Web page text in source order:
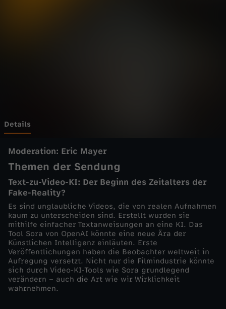
N
A
N
O
v
o
m
Details
Moderation: Eric Mayer
Themen der Sendung
Text-zu-Video-KI: Der Beginn des Zeitalters der
Fake-Reality?
Es sind unglaubliche Videos, die von realen Aufnahmen
kaum zu unterscheiden sind. Erstellt wurden sie
mithilfe einfacher Textanweisungen an eine KI. Das
Tool Sora von OpenAI könnte eine neue Ära der
Künstlichen Intelligenz einläuten. Erste
Veröffentlichungen haben die Beobachter weltweit in
Aufregung versetzt. Nicht nur die Filmindustrie könnte
sich durch Video-KI-Tools wie Sora grundlegend
verändern – auch die Art wie wir Wirklichkeit
wahrnehmen.